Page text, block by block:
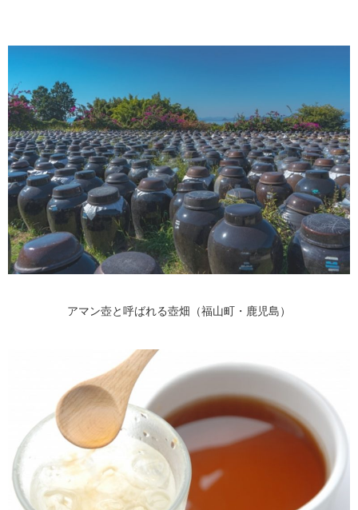
アマン壺と呼ばれる壺畑（福山町・鹿児島）